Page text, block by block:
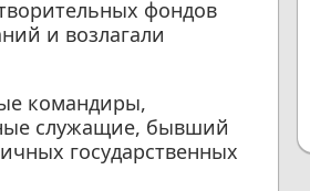
фондов
и возлагали
командиры,
служащие, бывший
государственных